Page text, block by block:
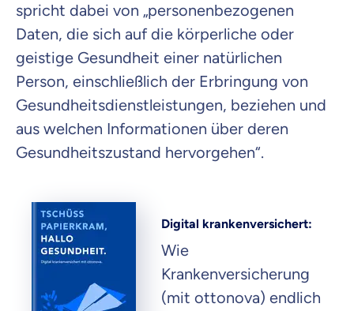
spricht dabei von „personenbezogenen
Daten, die sich auf die körperliche oder
geistige Gesundheit einer natürlichen
Person, einschließlich der Erbringung von
Gesundheitsdienstleistungen, beziehen und
aus welchen Informationen über deren
Gesundheitszustand hervorgehen“.
Digital krankenversichert:
Wie
Krankenversicherung
(mit ottonova) endlich